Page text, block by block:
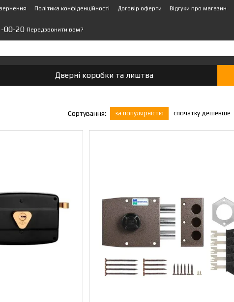
Політика конфіденційності Договір оферти Відгуки про магазин
00-20 Передзвонити вам?
Дверні коробки та лиштва
Сортування: за популярністю спочатку дешевше